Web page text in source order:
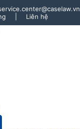
Liên hệ